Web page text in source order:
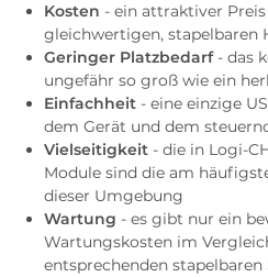
Kosten - ein attraktiver
gleichwertigen, stapelbaren
Geringer Platzbedarf- das
ungefähr so groß wie ein
Einfachheit - eine einzige
dem Gerät und dem
Vielseitigkeit - die in Logi-
Module sind die am
dieser Umgebung
Wartung - es gibt nur ein
Wartungskosten im
entsprechenden